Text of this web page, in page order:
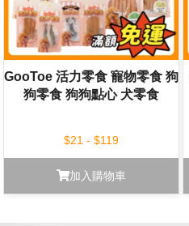
GooToe 活力零食 寵物零食 狗
狗零食 狗狗點心 犬零食
$21 - $119
加入購物車